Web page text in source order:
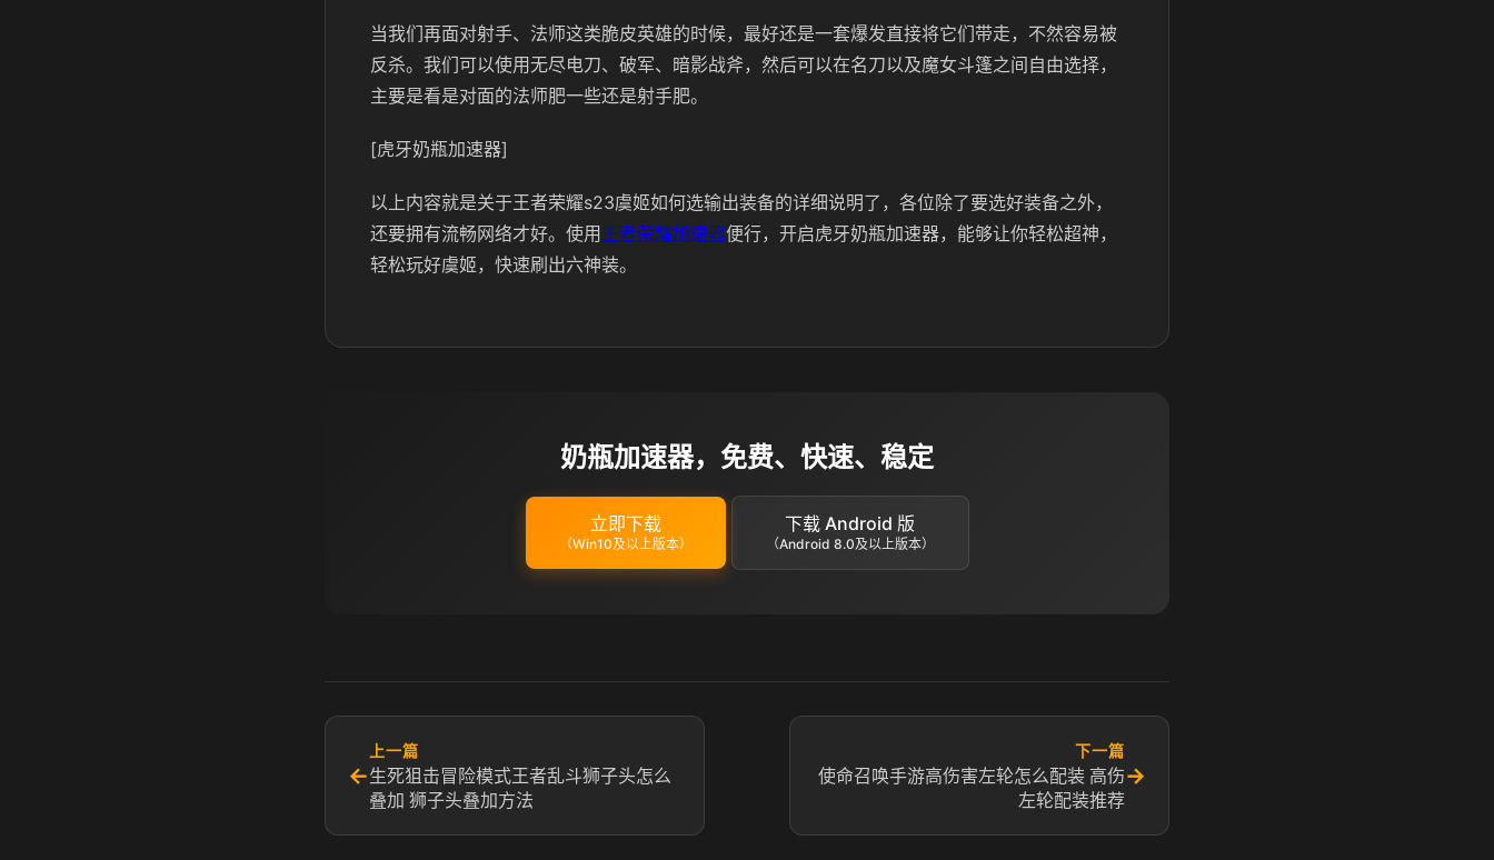
当我们再面对射手、法师这类脆皮英雄的时候，最好还是一套爆发直接将它们带走，不然容易被
反杀。我们可以使用无尽电刀、破军、暗影战斧，然后可以在名刀以及魔女斗篷之间自由选择，
主要是看是对面的法师肥一些还是射手肥。
[虎牙奶瓶加速器]
以上内容就是关于王者荣耀s23虞姬如何选输出装备的详细说明了，各位除了要选好装备之外，
还要拥有流畅网络才好。使用 王者荣耀加速器便行，开启虎牙奶瓶加速器，能够让你轻松超神，
轻松玩好虞姬，快速刷出六神装。
奶瓶加速器，免费、快速、稳定
立即下载
（Win10及以上版本）
下载 Android 版
（Android 8.0及以上版本）
←
上一篇
生死狙击冒险模式王者乱斗狮子头怎么
叠加 狮子头叠加方法
下一篇
使命召唤手游高伤害左轮怎么配装 高伤
左轮配装推荐
→